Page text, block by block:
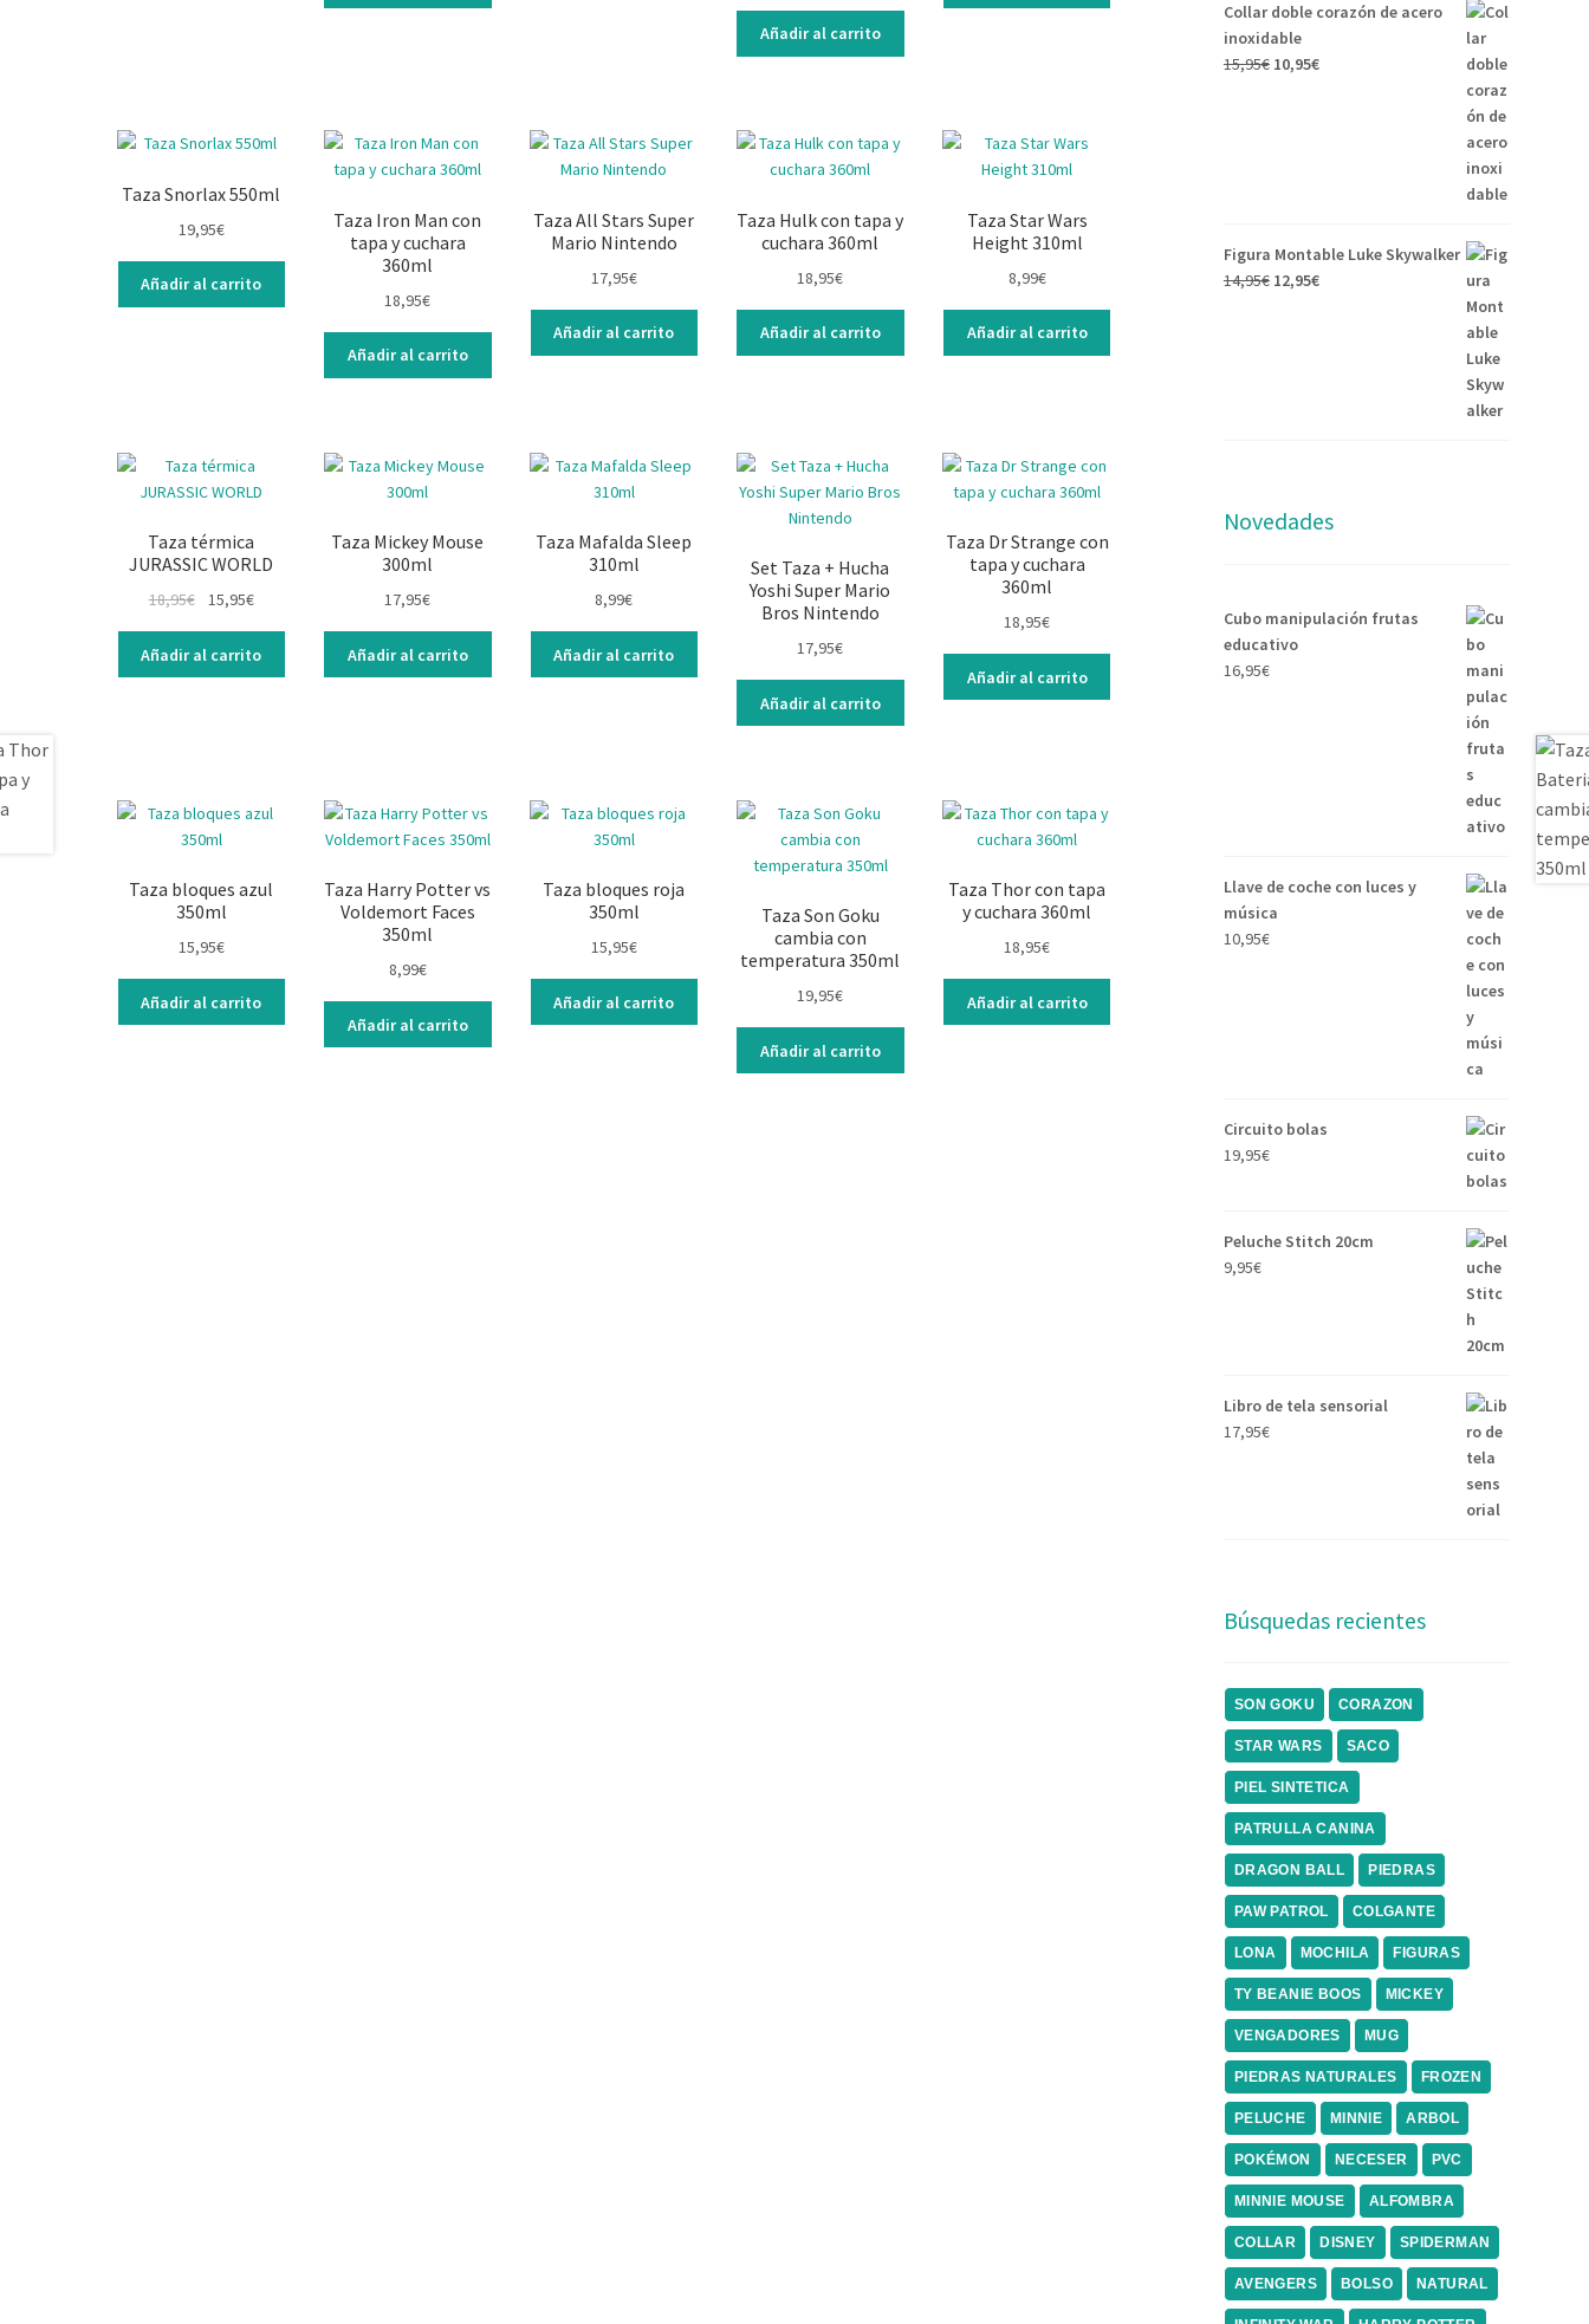
Añadir al carrito
Taza Snorlax 550ml
19,95€
Añadir al carrito
Taza Iron Man con
tapa y cuchara
360ml
18,95€
Añadir al carrito
Taza All Stars Super
Mario Nintendo
17,95€
Añadir al carrito
Taza Hulk con tapa y
cuchara 360ml
18,95€
Añadir al carrito
Taza Star Wars
Height 310ml
8,99€
Añadir al carrito
Taza térmica
JURASSIC WORLD
18,95€ 15,95€
Añadir al carrito
Taza Mickey Mouse
300ml
17,95€
Añadir al carrito
Taza Mafalda Sleep
310ml
8,99€
Añadir al carrito
Set Taza + Hucha
Yoshi Super Mario
Bros Nintendo
17,95€
Añadir al carrito
Taza Dr Strange con
tapa y cuchara
360ml
18,95€
Añadir al carrito
Taza bloques azul
350ml
15,95€
Añadir al carrito
Taza Harry Potter vs
Voldemort Faces
350ml
8,99€
Añadir al carrito
Taza bloques roja
350ml
15,95€
Añadir al carrito
Taza Son Goku
cambia con
temperatura 350ml
19,95€
Añadir al carrito
Taza Thor con tapa
y cuchara 360ml
18,95€
Añadir al carrito
Collar doble corazón de acero
inoxidable
15,95€ 10,95€
Figura Montable Luke Skywalker
14,95€ 12,95€
Novedades
Cubo manipulación frutas
educativo
16,95€
Llave de coche con luces y
música
10,95€
Circuito bolas
19,95€
Peluche Stitch 20cm
9,95€
Libro de tela sensorial
17,95€
Búsquedas recientes
SON GOKU CORAZON
STAR WARS SACO
PIEL SINTETICA
PATRULLA CANINA
DRAGON BALL PIEDRAS
PAW PATROL COLGANTE
LONA MOCHILA FIGURAS
TY BEANIE BOOS MICKEY
VENGADORES MUG
PIEDRAS NATURALES FROZEN
PELUCHE MINNIE ARBOL
POKÉMON NECESER PVC
MINNIE MOUSE ALFOMBRA
COLLAR DISNEY SPIDERMAN
AVENGERS BOLSO NATURAL